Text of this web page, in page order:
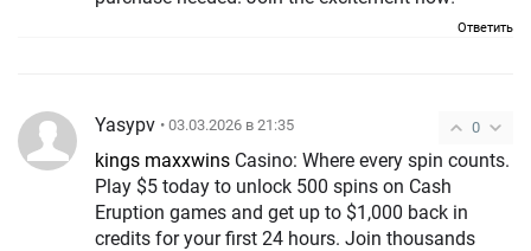
Ответить
0
Yasypv • 03.03.2026 в 21:35
kings maxxwins Casino: Where every spin counts.
Play $5 today to unlock 500 spins on Cash
Eruption games and get up to $1,000 back in
credits for your first 24 hours. Join thousands